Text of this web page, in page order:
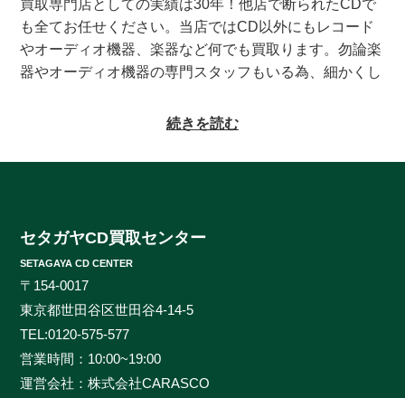
買取専門店としての実績は30年！他店で断られたCDで
も全てお任せください。当店ではCD以外にもレコード
やオーディオ機器、楽器など何でも買取ります。勿論楽
器やオーディオ機器の専門スタッフもいる為、細かくし
買取専門店もある為、古いレコードの処分に困っている
ジャンルなんでも大丈夫！ロック、ジャズ、ソウル、歌
も知らないマイナータイトルまで何でもお売りくださ
めに、各ジャンルに精通したベテランのスタッフが一つ
一つ丁寧に査定を行わせて頂きます。過去の莫大な買取
データに加えて世界中の最新相場チャートを照らし合わ
せ、ただ買い取るだけのサービスとは一線を画する「的
続きを読む
セタガヤCD買取センター
SETAGAYA CD CENTER
〒154-0017
東京都世田谷区世田谷4-14-5
TEL:0120-575-577
営業時間：10:00~19:00
運営会社：株式会社CARASCO